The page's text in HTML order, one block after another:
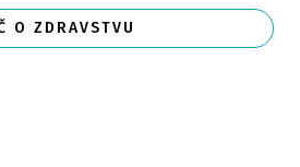
O ZDRAVSTVU